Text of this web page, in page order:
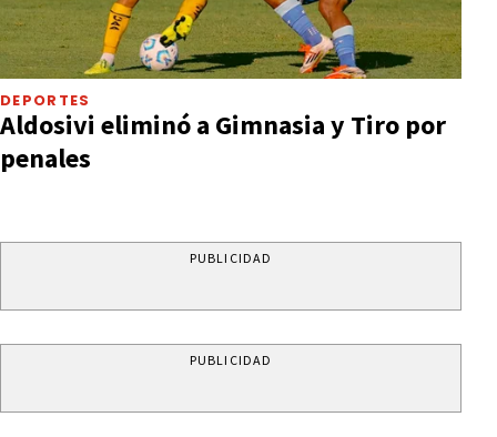
DEPORTES
Aldosivi eliminó a Gimnasia y Tiro por
penales
PUBLICIDAD
PUBLICIDAD